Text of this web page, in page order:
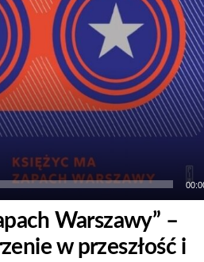
Warszawy” –
w przeszłość i